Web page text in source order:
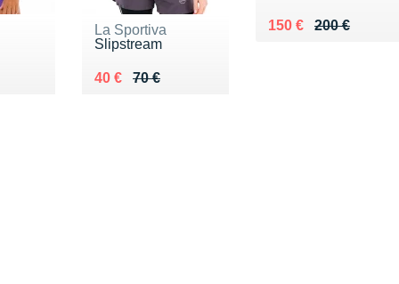
La Sportiva
Slipstream
70 €
Au lieu de 70 €
40 €
Vendu 40 €
200 €
Au lieu de 200 €
150 €
Vendu 150 €